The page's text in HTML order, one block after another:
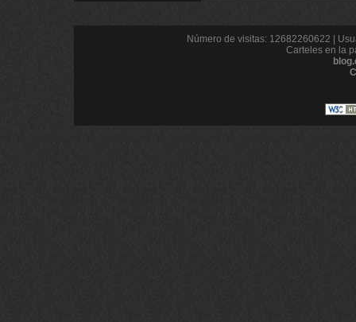
Número de visitas: 12682260622 |
Carteles en la